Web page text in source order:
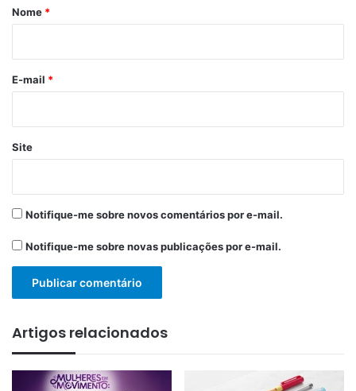
r
*
Nome *
E-mail *
Site
Notifique-me sobre novos comentários por e-mail.
Notifique-me sobre novas publicações por e-mail.
Artigos relacionados